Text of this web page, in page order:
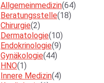
Allgemeinmedizin(64)
Beratungsstelle(18)
Chirurgie(2)
Dermatologie(10)
Endokrinologie(9)
Gynäkologie(44)
HNO(1)
Innere Medizin(4)